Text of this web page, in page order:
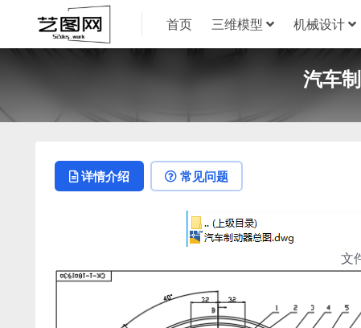
首页 三维模型 机械设计
汽车
详情介绍 常见问题
文